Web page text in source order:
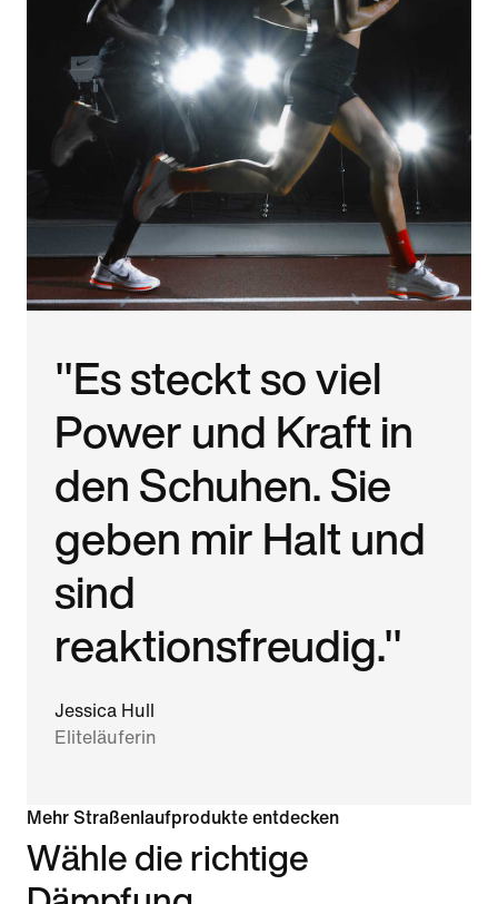
"Es steckt so viel
Power und Kraft in
den Schuhen. Sie
geben mir Halt und
sind
reaktionsfreudig."
Jessica Hull
Eliteläuferin
Mehr Straßenlaufprodukte entdecken
Wähle die richtige